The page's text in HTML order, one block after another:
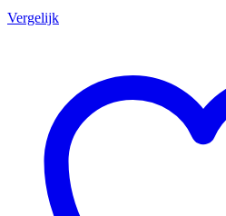
Vergelijk